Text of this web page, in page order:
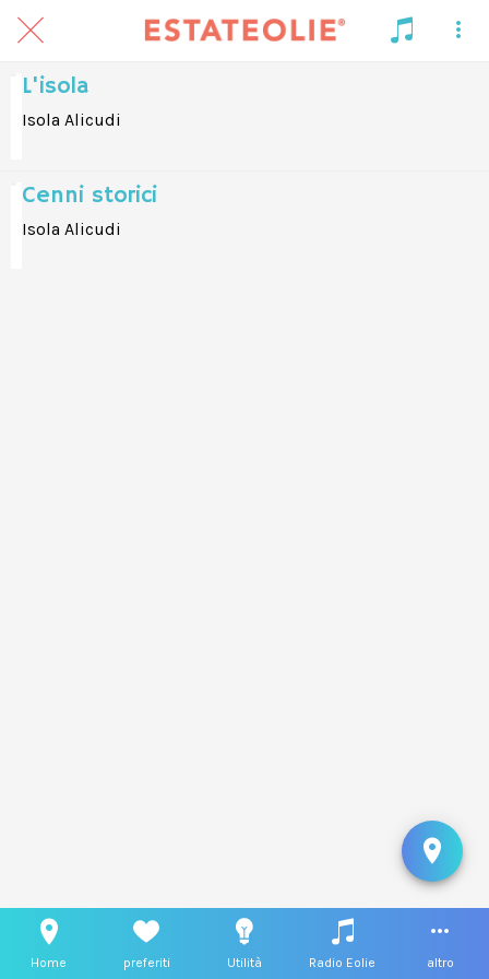
L'isola
Isola Alicudi
Cenni storici
Isola Alicudi
Home preferiti Utilità Radio Eolie altro